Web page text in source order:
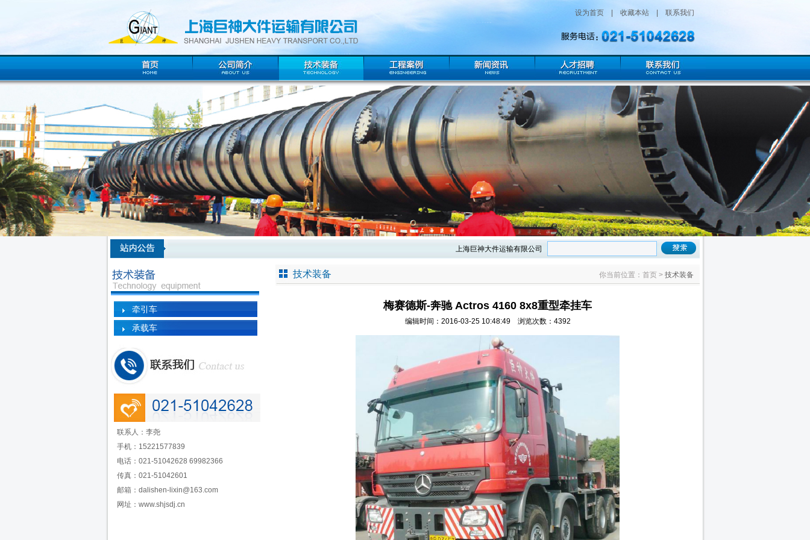
设为首页 收藏本站 联系我们
上海巨神大件运输有限公司成立于2009年。主要从事于各类大件的陆路运输工程。
牵引车
承载车
联系人：李尧
手机：15221577839
电话：021-51042628 69982366
传真：021-51042601
邮箱：dalishen-lixin@163.com
网址：www.shjsdj.cn
技术装备 你当前位置：首页 > 技术装备
梅赛德斯-奔驰 Actros 4160 8x8重型牵挂车
编辑时间：2016-03-25 10:48:49 浏览次数：4392